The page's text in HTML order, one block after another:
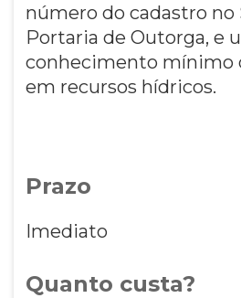
número do cadastro no
Portaria de Outorga, e
conhecimento mínimo
em recursos hídricos.
Prazo
Imediato
Quanto custa?